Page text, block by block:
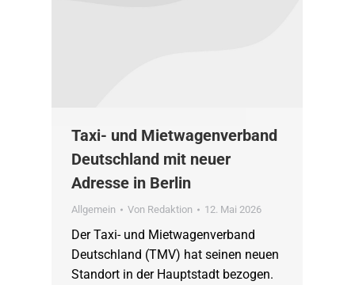
Taxi- und Mietwagenverband
Deutschland mit neuer
Adresse in Berlin
Allgemein Von Redaktion 12. Mai 2026
Der Taxi- und Mietwagenverband
Deutschland (TMV) hat seinen neuen
Standort in der Hauptstadt bezogen.